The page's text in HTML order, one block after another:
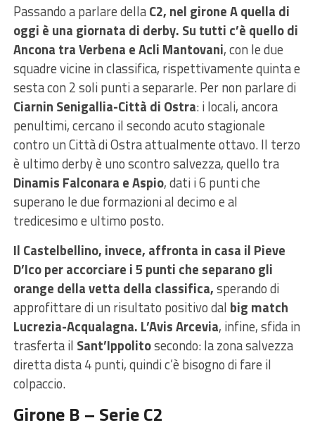
Passando a parlare dellaC2, nel girone A quella di
oggi è una giornata di derby. Su tutti c’è quello di
Ancona tra Verbena e Acli Mantovani, con le due
squadre vicine in classifica, rispettivamente quinta e
sesta con 2 soli punti a separarle. Per non parlare di
Ciarnin Senigallia-Città di Ostra: i locali, ancora
penultimi, cercano il secondo acuto stagionale
contro un Città di Ostra attualmente ottavo. Il terzo
è ultimo derby è uno scontro salvezza, quello tra
Dinamis Falconara e Aspio, dati i 6 punti che
superano le due formazioni al decimo e al
tredicesimo e ultimo posto.
Il Castelbellino, invece, affronta in casa il Pieve
D’Ico per accorciare i 5 punti che separano gli
orange della vetta della classifica,sperando di
approfittare di un risultato positivo dal big match
Lucrezia-Acqualagna. L’Avis Arcevia, infine, sfida in
trasferta il Sant’Ippolitosecondo: la zona salvezza
diretta dista 4 punti, quindi c’è bisogno di fare il
colpaccio.
Girone B – Serie C2